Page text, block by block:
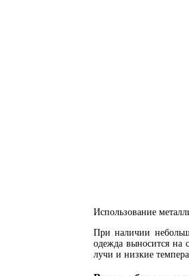
Использование
При наличии
одежда выносится на
лучи и низкие